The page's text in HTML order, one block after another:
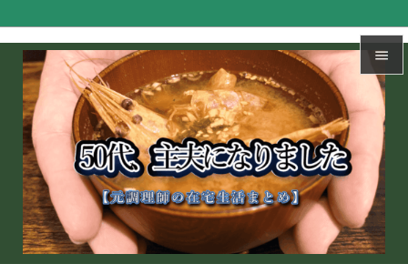


メニュ

サイド

前へ

次へ